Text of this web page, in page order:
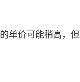
单价可能稍高，